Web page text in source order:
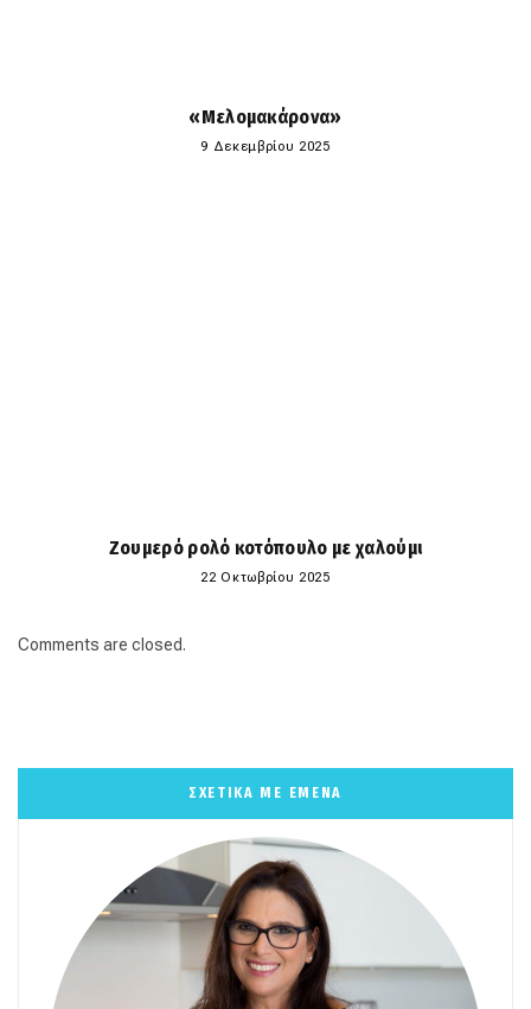
«Μελομακάρονα»
9 Δεκεμβρίου 2025
Ζουμερό ρολό κοτόπουλο με χαλούμι
22 Οκτωβρίου 2025
Comments are closed.
ΣΧΕΤΙΚΑ ΜΕ ΕΜΕΝΑ